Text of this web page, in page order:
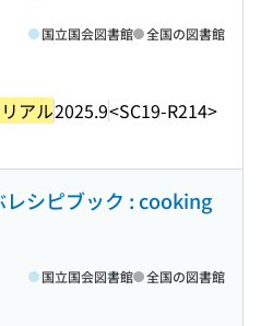
アル2025.9<SC19-R214>
国立国会図書館 全国の図書館
レシピブック : cooking
国立国会図書館 全国の図書館